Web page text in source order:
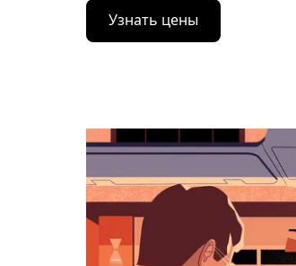
Нажмите
стрелку
вниз,
выбрать
дату.
закрыть
календарь,
нажмите
Esc.
Узнать цены